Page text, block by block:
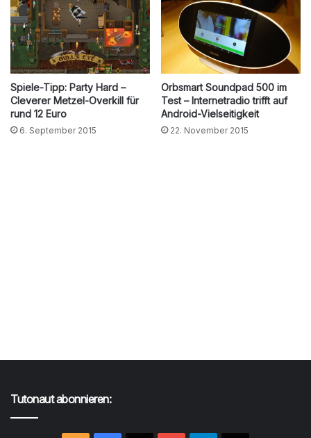
Spiele-Tipp: Party Hard –
Cleverer Metzel-Overkill für
rund 12 Euro
6. September 2015
Orbsmart Soundpad 500 im
Test – Internetradio trifft auf
Android-Vielseitigkeit
22. November 2015
Tutonaut abonnieren: